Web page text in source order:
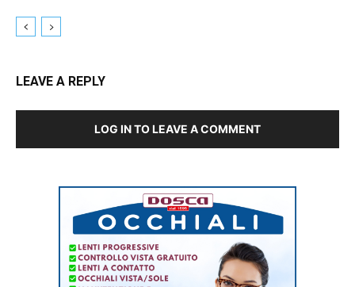
LEAVE A REPLY
LOG IN TO LEAVE A COMMENT